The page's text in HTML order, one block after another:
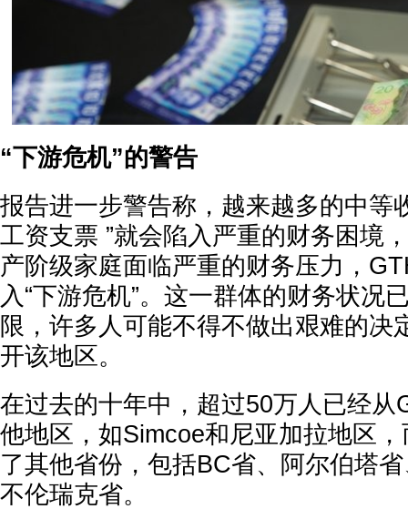
“下游危机”的警告
报告进一步警告称，越来越多的中等
工资支票 ”就会陷入严重的财务困境
产阶级家庭面临严重的财务压力，
入“下游危机”。这一群体的财务状况
限，许多人可能不得不做出艰难的决
开该地区。
在过去的十年中，超过50万人已经从
他地区，如Simcoe和尼亚加拉地区
了其他省份，包括BC省、阿尔伯塔
不伦瑞克省。